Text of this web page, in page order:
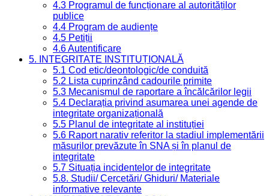
4.3 Programul de funcționare al autorităților
publice
4.4 Program de audiențe
4.5 Petiții
4.6 Autentificare
5. INTEGRITATE INSTITUȚIONALĂ
5.1 Cod etic/deontologic/de conduită
5.2 Lista cuprinzând cadourile primite
5.3 Mecanismul de raportare a încălcărilor legii
5.4 Declarația privind asumarea unei agende de
integritate organizațională
5.5 Planul de integritate al instituției
5.6 Raport narativ referitor la stadiul implementării
măsurilor prevăzute în SNA și în planul de
integritate
5.7 Situația incidentelor de integritate
5.8. Studii/ Cercetări/ Ghiduri/ Materiale
informative relevante